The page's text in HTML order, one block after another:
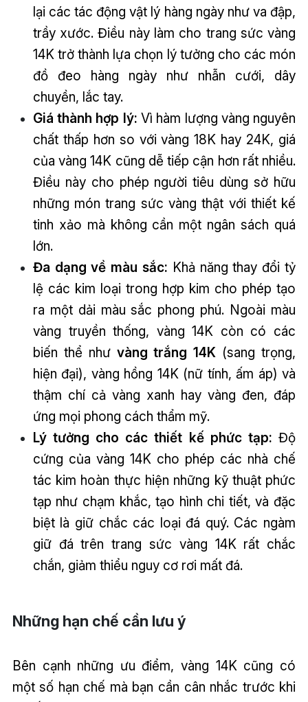
lại các tác động vật lý hàng ngày như va đập,
trầy xước. Điều này làm cho trang sức vàng
14K trở thành lựa chọn lý tưởng cho các món
đồ đeo hàng ngày như nhẫn cưới, dây
chuyền, lắc tay.
Giá thành hợp lý: Vì hàm lượng vàng nguyên
chất thấp hơn so với vàng 18K hay 24K, giá
của vàng 14K cũng dễ tiếp cận hơn rất nhiều.
Điều này cho phép người tiêu dùng sở hữu
những món trang sức vàng thật với thiết kế
tinh xảo mà không cần một ngân sách quá
lớn.
Đa dạng về màu sắc: Khả năng thay đổi tỷ
lệ các kim loại trong hợp kim cho phép tạo
ra một dải màu sắc phong phú. Ngoài màu
vàng truyền thống, vàng 14K còn có các
biến thể như vàng trắng 14K (sang trọng,
hiện đại), vàng hồng 14K (nữ tính, ấm áp) và
thậm chí cả vàng xanh hay vàng đen, đáp
ứng mọi phong cách thẩm mỹ.
Lý tưởng cho các thiết kế phức tạp: Độ
cứng của vàng 14K cho phép các nhà chế
tác kim hoàn thực hiện những kỹ thuật phức
tạp như chạm khắc, tạo hình chi tiết, và đặc
biệt là giữ chắc các loại đá quý. Các ngàm
giữ đá trên trang sức vàng 14K rất chắc
chắn, giảm thiểu nguy cơ rơi mất đá.
Những hạn chế cần lưu ý
Bên cạnh những ưu điểm, vàng 14K cũng có
một số hạn chế mà bạn cần cân nhắc trước khi